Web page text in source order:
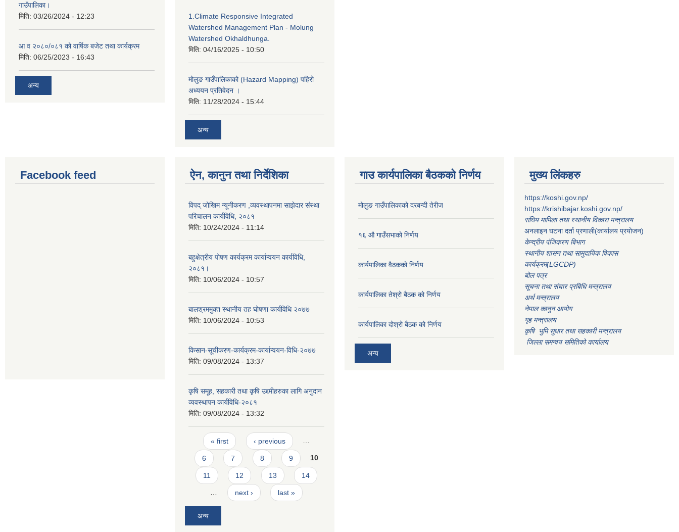
गाउँपालिका।
मिति: 03/26/2024 - 12:23
आ व २०८०/०८१ को वार्षिक बजेट तथा कार्यक्रम
मिति: 06/25/2023 - 16:43
अन्य
1.Climate Responsive Integrated
Watershed Management Plan - Molung
Watershed Okhaldhunga.
मिति: 04/16/2025 - 10:50
मोलुङ गाउँपालिकाको (Hazard Mapping) पहिरो
अध्ययन प्रतिवेदन ।
मिति: 11/28/2024 - 15:44
अन्य
Facebook feed ऐन, कानुन तथा निर्देशिका
विपद् जोखिम न्यूनीकरण ,व्यवस्थापनमा साझेदार संस्था
परिचालन कार्यविधि, २०८१
मिति: 10/24/2024 - 11:14
बहुक्षेत्रीय पोषण कार्यक्रम कार्यान्वयन कार्यविधि,
२०८१।
मिति: 10/06/2024 - 10:57
बालश्रममुक्त स्थानीय तह घोषणा कार्यविधि २०७७
मिति: 10/06/2024 - 10:53
किसान-सूचीकरण-कार्यक्रम-कार्यान्वयन-विधि-२०७७
मिति: 09/08/2024 - 13:37
कृषि समूह, सहकारी तथा कृषि उद्दमीहरुका लागि अनुदान
व्यवस्थापन कार्यविधि-२०८१
मिति: 09/08/2024 - 13:32
Pages
« first ‹ previous …
6 7 8 9 10
11 12 13 14
… next › last »
अन्य
गाउ कार्यपालिका बैठकको निर्णय
मोलुङ गाउँपालिकाको दरबन्दी तेरीज
१६ औ गाउँसभाको निर्णय
कार्यपालिका वैठकको निर्णय
कार्यपालिका तेश्रो बैठक को निर्णय
कार्यपालिका दोश्रो बैठक को निर्णय
अन्य
मुख्य लिंकहरु
https://koshi.gov.np/
https://krishibajar.koshi.gov.np/
संघिय मामिला तथा स्थानीय विकास मन्त्रालय
अनलाइन घटना दर्ता प्रणाली(कार्यालय प्रयोजन)
केन्द्रीय पंजिकरण बिभाग
स्थानीय शासन तथा सामुदायिक विकास
कार्यक्रम(LGCDP)
बोल पत्र
सूचना तथा संचार प्रबिधि मन्त्रालय
अर्थ मन्त्रालय
नेपाल कानुन आयोग
गृह मन्त्रालय
कृषि भुमि सुधार तथा सहकारी मन्त्रालय
जिल्ला समन्वय समितिको कार्यालय